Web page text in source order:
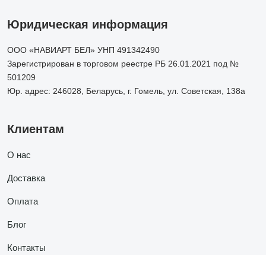
Юридическая информация
ООО «НАВИАРТ БЕЛ» УНП 491342490
Зарегистрирован в торговом реестре РБ 26.01.2021 под №
501209
Юр. адрес: 246028, Беларусь, г. Гомель, ул. Советская, 138а
Клиентам
О нас
Доставка
Оплата
Блог
Контакты